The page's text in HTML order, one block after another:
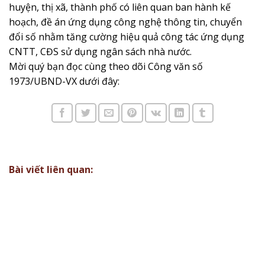
huyện, thị xã, thành phố có liên quan ban hành kế
hoạch, đề án ứng dụng công nghệ thông tin, chuyển
đổi số nhằm tăng cường hiệu quả công tác ứng dụng
CNTT, CĐS sử dụng ngân sách nhà nước.
Mời quý bạn đọc cùng theo dõi Công văn số
1973/UBND-VX dưới đây:
Bài viết liên quan: